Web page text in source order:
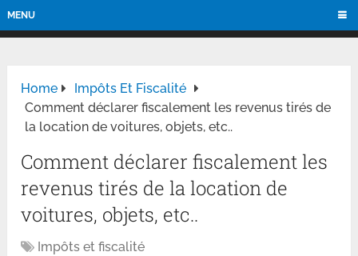
MENU
Home
Impôts Et Fiscalité
Comment déclarer fiscalement les revenus tirés de
la location de voitures, objets, etc..
Comment déclarer fiscalement les
revenus tirés de la location de
voitures, objets, etc..
Impôts et fiscalité